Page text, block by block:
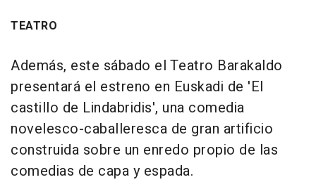
TEATRO
Además, este sábado el Teatro Barakaldo
presentará el estreno en Euskadi de 'El
castillo de Lindabridis', una comedia
novelesco-caballeresca de gran artificio
construida sobre un enredo propio de las
comedias de capa y espada.